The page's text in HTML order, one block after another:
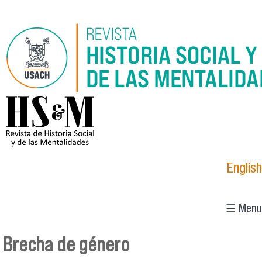
logo_hsm_2021.png
English
☰ Menu
Se encuentra usted aquí
Brecha de género